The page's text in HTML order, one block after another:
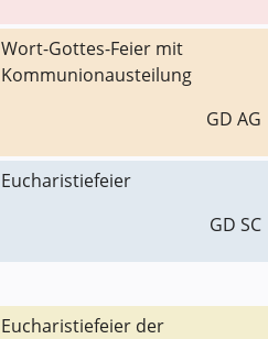
Wort-Gottes-Feier mit
Kommunionausteilung
GD AG
Eucharistiefeier
GD SC
Eucharistiefeier der